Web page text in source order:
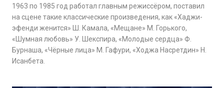
1963 по 1985 год работал главным режиссёром, поставил
на сцене такие классические произведения, как «Хаджи-
эфенди женится» Ш. Камала, «Мещане» М. Горького,
«Шумная любовь» У. Шекспира, «Молодые сердца» Ф.
Бурнаша, «Чёрные лица» М. Гафури, «Ходжа Насретдин» Н.
Исанбета.